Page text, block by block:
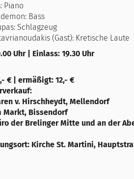
Piano
Bass
Schlagzeug
(Gast): Kretische Laute
Uhr | Einlass: 19.30 Uhr
€ | ermäßigt: 12,- €
v. Hirschheydt, Mellendorf
Markt, Bissendorf
der Brelinger Mitte und an der
Kirche St. Martini,